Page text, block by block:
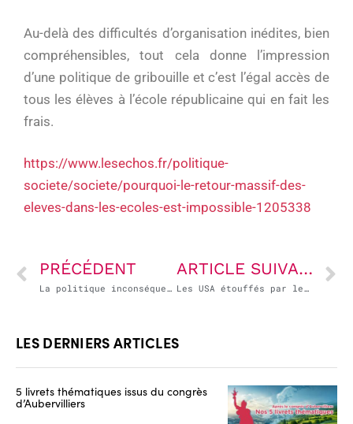
Au-delà des difficultés d’organisation inédites, bien
compréhensibles, tout cela donne l’impression
d’une politique de gribouille et c’est l’égal accès de
tous les élèves à l’école républicaine qui en fait les
frais.
https://www.lesechos.fr/politique-
societe/societe/pourquoi-le-retour-massif-des-
eleves-dans-les-ecoles-est-impossible-1205338
PRÉCÉDENT
La politique inconséquente de Bolsonaro met la Guyane en danger
ARTICLE SUIVANT
Les USA étouffés par leurs démons
LES DERNIERS ARTICLES
5 livrets thématiques issus du congrès
d’Aubervilliers